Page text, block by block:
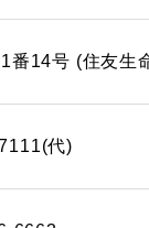
14号 (住友生
代)